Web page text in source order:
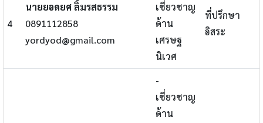
4
นายยอดยศ ลิ้มรสธรรม
0891112858
yordyod@gmail.com
เชี่ยวชาญ
ด้าน
เศรษฐ
นิเวศ
ที่ปรึกษา
อิสระ
-
เชี่ยวชาญ
ด้าน